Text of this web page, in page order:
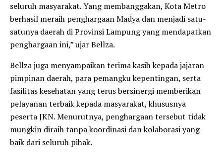
seluruh masyarakat. Yang membanggakan, Kota Metro
berhasil meraih penghargaan Madya dan menjadi satu-
satunya daerah di Provinsi Lampung yang mendapatkan
penghargaan ini,” ujar Bellza.
Bellza juga menyampaikan terima kasih kepada jajaran
pimpinan daerah, para pemangku kepentingan, serta
fasilitas kesehatan yang terus bersinergi memberikan
pelayanan terbaik kepada masyarakat, khususnya
peserta JKN. Menurutnya, penghargaan tersebut tidak
mungkin diraih tanpa koordinasi dan kolaborasi yang
baik dari seluruh pihak.